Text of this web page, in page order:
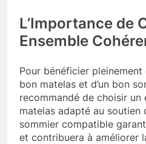
L’Importance de
Ensemble
Pour bénéficier pleinement
bon matelas et d’un bon
recommandé de choisir un
matelas adapté au soutien
sommier compatible
et contribuera à améliorer